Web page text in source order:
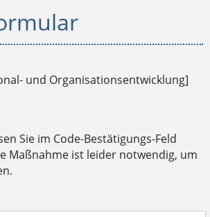
und Organisationsentwicklung]
Sie im Code-Bestätigungs-Feld
Maßnahme ist leider notwendig, um